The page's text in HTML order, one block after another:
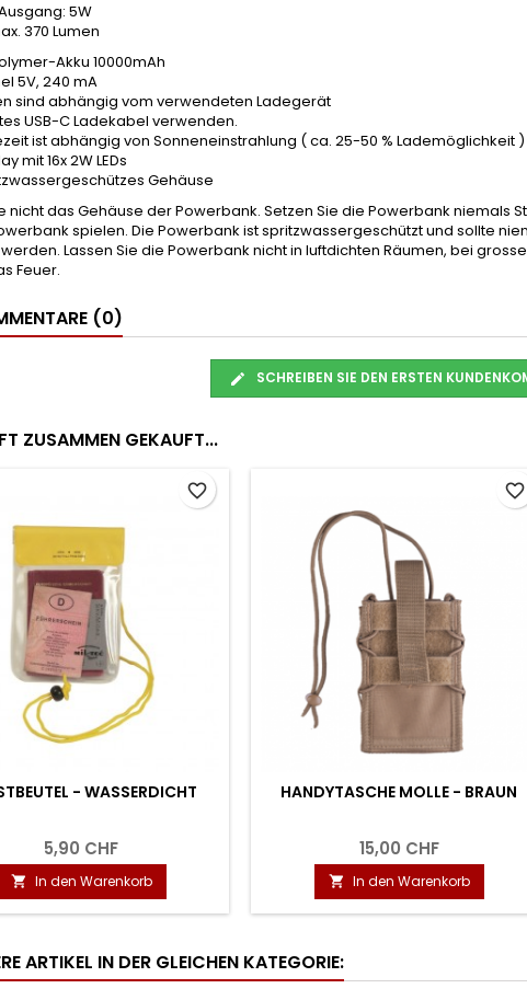
5W
370 Lumen
Akku 10000mAh
5V, 240 mA
sind abhängig vom verwendeten Ladegerät
USB-C Ladekabel verwenden.
ist abhängig von Sonneneinstrahlung ( ca. 25-50 % Lademöglichkeit )
mit 16x 2W LEDs
Gehäuse
nicht das Gehäuse der Powerbank. Setzen Sie die Powerbank niemals
spielen. Die Powerbank ist spritzwassergeschützt und sollte
Lassen Sie die Powerbank nicht in luftdichten Räumen, bei
Feuer.
(0)
SCHREIBEN SIE DEN ERSTEN
ZUSAMMEN GEKAUFT...
- WASSERDICHT
5,90 CHF
 In den Warenkorb
favorite_border
HANDYTASCHE MOLLE - BRAUN
15,00 CHF
 In den Warenkorb
favorite_border
ARTIKEL IN DER GLEICHEN KATEGORIE: